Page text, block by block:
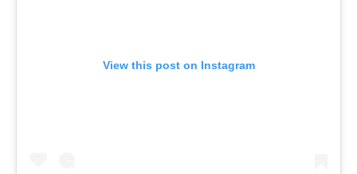
View this post on Instagram